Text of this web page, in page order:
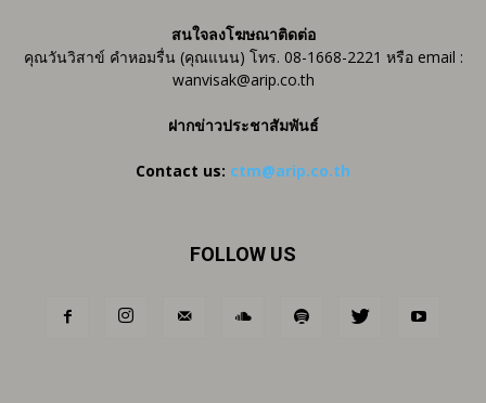
สนใจลงโฆษณาติดต่อ
คุณวันวิสาข์ คำหอมรื่น (คุณแนน) โทร. 08-1668-2221 หรือ email :
wanvisak@arip.co.th
ฝากข่าวประชาสัมพันธ์
Contact us: ctm@arip.co.th
FOLLOW US